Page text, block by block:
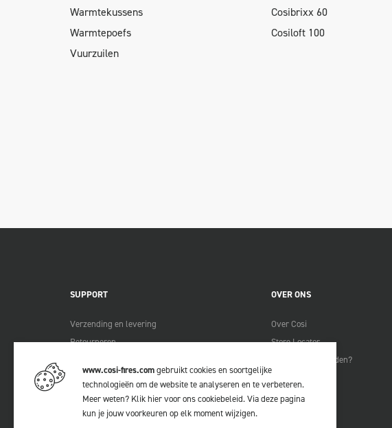
Warmtekussens
Warmtepoefs
Vuurzuilen
Cosibrixx 60
Cosiloft 100
SUPPORT
Verzending en levering
Retourneren
Klachten
Contact
OVER ONS
Over Cosi
Store Locator
Verkooppunt worden?
www.cosi-fires.comgebruikt cookies en soortgelijke
technologieën om de website te analyseren en te verbeteren.
Meer weten? Klik hier voor ons cookiebeleid. Viadeze pagina
kun je jouw voorkeuren op elk moment wijzigen.